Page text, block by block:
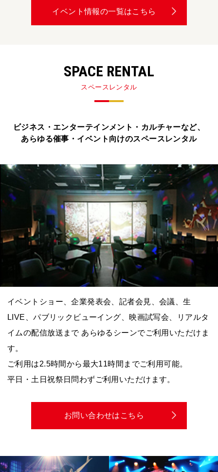
イベント情報の一覧はこちら
SPACE RENTAL
スペースレンタル
ビジネス・エンターテインメント・カルチャーなど、
あらゆる催事・イベント向けのスペースレンタル
イベントショー、企業発表会、記者会見、会議、生
LIVE、パブリックビューイング、映画試写会、リアルタ
イムの配信放送まで あらゆるシーンでご利用いただけま
す。
ご利用は2.5時間から最大11時間までご利用可能。
平日・土日祝祭日問わずご利用いただけます。
お問い合わせはこちら